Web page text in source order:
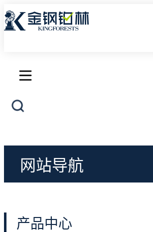
首页
产品中心
三层实木地板
网站导航
产品中心